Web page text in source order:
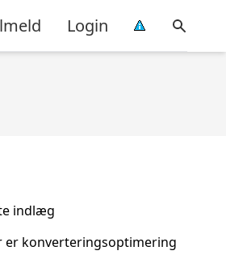
Login
indlæg
er konverteringsoptimering